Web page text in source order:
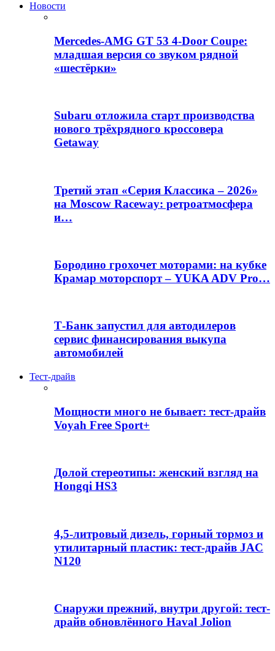
Новости
Mercedes-AMG GT 53 4-Door Coupe:
младшая версия со звуком рядной
«шестёрки»
Subaru отложила старт производства
нового трёхрядного кроссовера
Getaway
Третий этап «Серия Классика – 2026»
на Moscow Raceway: ретроатмосфера
и…
Бородино грохочет моторами: на кубке
Крамар моторспорт – YUKA ADV Pro…
Т-Банк запустил для автодилеров
сервис финансирования выкупа
автомобилей
Тест-драйв
Мощности много не бывает: тест-драйв
Voyah Free Sport+
Долой стереотипы: женский взгляд на
Hongqi HS3
4,5-литровый дизель, горный тормоз и
утилитарный пластик: тест-драйв JAC
N120
Снаружи прежний, внутри другой: тест-
драйв обновлённого Haval Jolion